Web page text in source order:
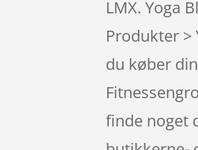
LMX. Yoga
Produkter >
du køber
finde noget